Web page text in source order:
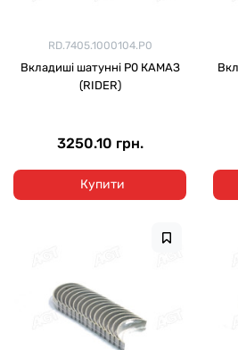
RD.7405.1000104.Р0
Вкладиші шатунні Р0 КАМАЗ
(RIDER)
3250.10 грн.
Купити